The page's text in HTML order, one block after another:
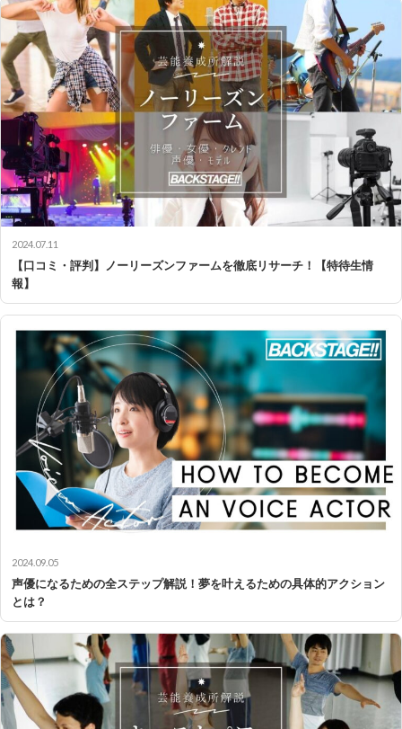
2024.07.11
【口コミ・評判】ノーリーズンファームを徹底リサーチ！【特待生情
報】
2024.09.05
声優になるための全ステップ解説！夢を叶えるための具体的アクション
とは？